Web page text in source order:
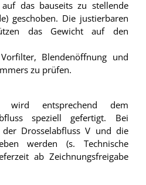
das bauseits zu stellende
geschoben. Die justierbaren
das Gewicht auf den
Blendenöffnung und
zu prüfen.
wird entsprechend dem
speziell gefertigt. Bei
Drosselabfluss V und die
werden (s. Technische
ab Zeichnungsfreigabe